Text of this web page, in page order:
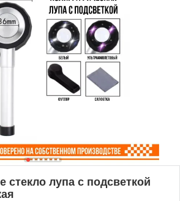
стекло лупа с подсветкой